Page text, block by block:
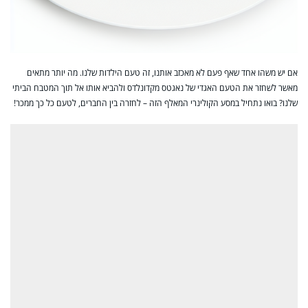
אם יש משהו אחד שאף פעם לא מאכזב אותנו, זה טעם הילדות שלנו. מה יותר מתאים
מאשר לשחזר את הטעם האגדי של נאגטס מקדונלדס ולהביא אותו אל תוך המטבח הביתי
שלנו? בואו נתחיל במסע הקולינרי המאלף הזה – לחזרה בין החברים, לטעם כל כך ממכר!